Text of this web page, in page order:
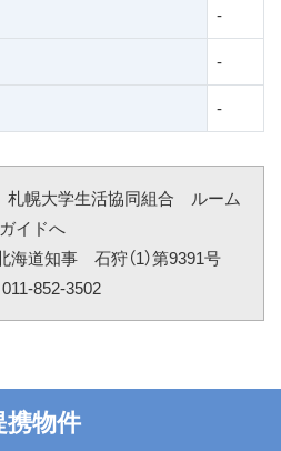
-
-
-
幌大学生活協同組合 ルーム
ガイドへ
道知事 石狩（1）第9391号
852-3502
携物件